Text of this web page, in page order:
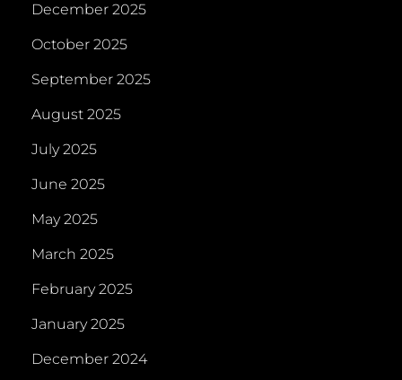
December 2025
October 2025
September 2025
August 2025
July 2025
June 2025
May 2025
March 2025
February 2025
January 2025
December 2024